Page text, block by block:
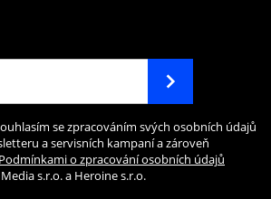
se zpracováním svých osobních údajů
a servisních kampaní a zároveň
Podmínkami o zpracování osobních údajů
s.r.o. a Heroine s.r.o.